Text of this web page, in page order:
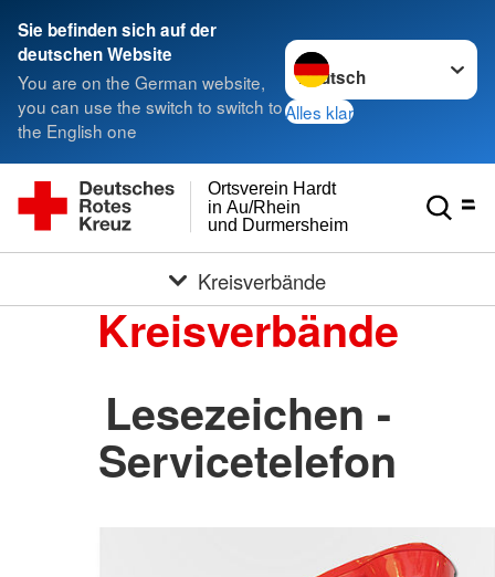
Sie befinden sich auf der
deutschen Website
You are on the German website,
you can use the switch to switch to
the English one
Sprache wechseln zu
Alles klar
und Durmersheim
in Au/Rhein
Ortsverein Hardt
Kreisverbände
Kreisverbände
Lesezeichen -
Servicetelefon